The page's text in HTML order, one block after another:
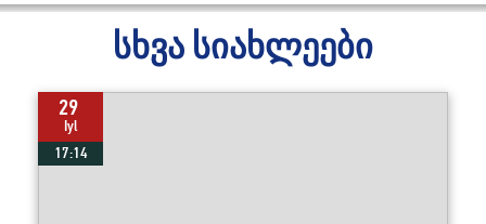
სხვა სიახლეები
29
Iyl
17:14